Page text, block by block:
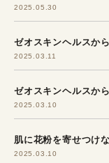
2025.05.30
ゼオスキンヘルスか
2025.03.11
ゼオスキンヘルスか
2025.03.10
肌に花粉を寄せつけ
2025.03.10